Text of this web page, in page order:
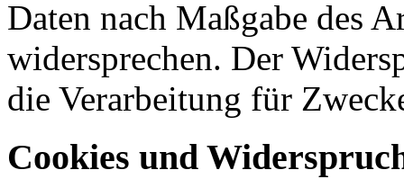
Daten nach Maßgabe des
widersprechen. Der
die Verarbeitung für
Cookies und